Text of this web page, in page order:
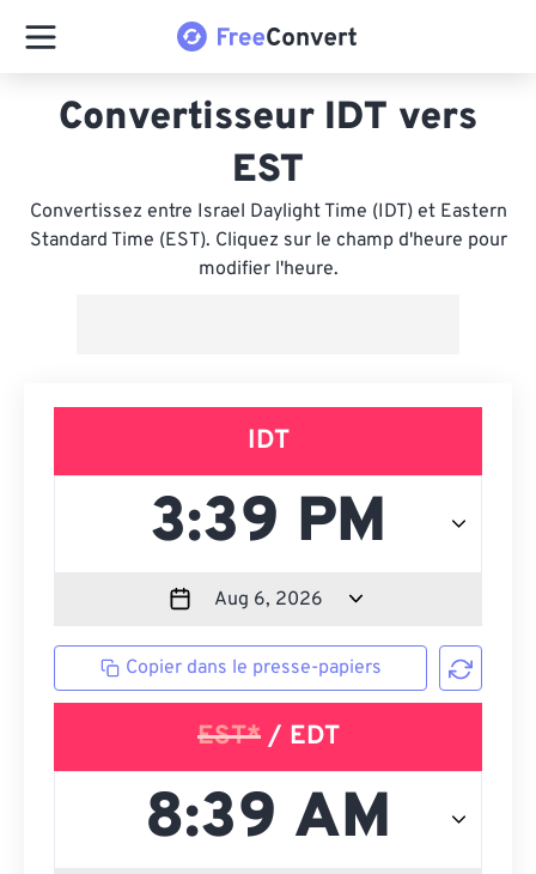
Convertisseur IDT vers
EST
Convertissez entre Israel Daylight Time (IDT) et Eastern
Standard Time (EST). Cliquez sur le champ d'heure pour
modifier l'heure.
IDT
Copier dans le presse-papiers
EST*/ EDT